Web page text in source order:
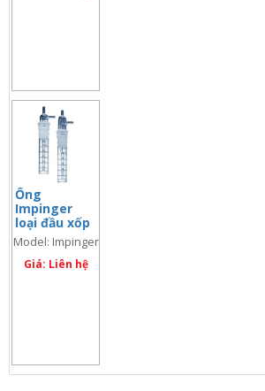
Ống
Impinger
loại đầu xốp
25ml
Model: Impinger
25.1
Giá: Liên hệ